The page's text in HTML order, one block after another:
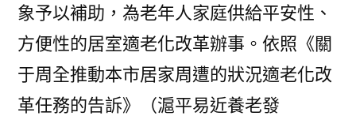
象予以補助，為老年人家庭供給平安性、
方便性的居室適老化改革辦事。依照《關
于周全推動本市居家周遭的狀況適老化改
革任務的告訴》（滬平易近養老發